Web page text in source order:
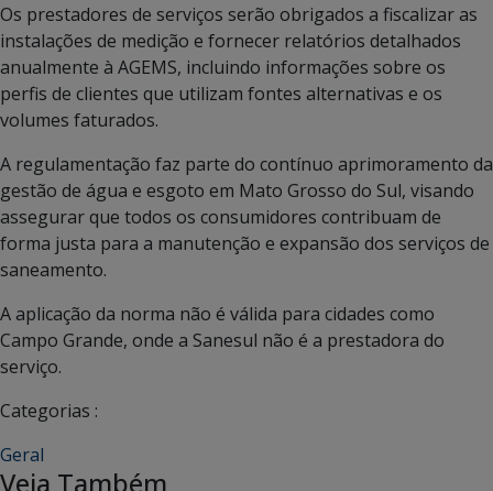
Os prestadores de serviços serão obrigados a fiscalizar as
instalações de medição e fornecer relatórios detalhados
anualmente à AGEMS, incluindo informações sobre os
perfis de clientes que utilizam fontes alternativas e os
volumes faturados.
A regulamentação faz parte do contínuo aprimoramento da
gestão de água e esgoto em Mato Grosso do Sul, visando
assegurar que todos os consumidores contribuam de
forma justa para a manutenção e expansão dos serviços de
saneamento.
A aplicação da norma não é válida para cidades como
Campo Grande, onde a Sanesul não é a prestadora do
serviço.
Categorias :
Geral
Veja Também